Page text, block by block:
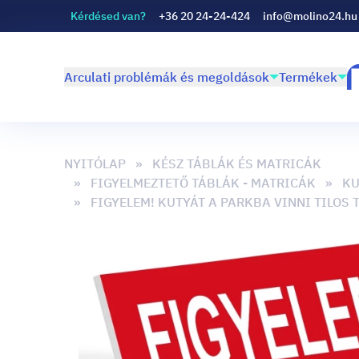
Kérdésed van? +36 20 24-24-424 info@molino24.hu
Arculati problémák és megoldások Termékek
NYITÓLAP
KÉSZ TÁBLÁK ÉS MATRICÁK
FIGYELMEZTETŐ TÁBLÁK - MATRICÁK
FIGYELEM! KUTYÁT A PARKBA VINNI TILOS